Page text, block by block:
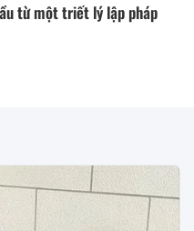
từ một triết lý lập pháp